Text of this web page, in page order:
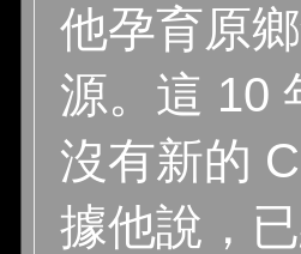
他孕育原
源。這 10
沒有新的
據他說，